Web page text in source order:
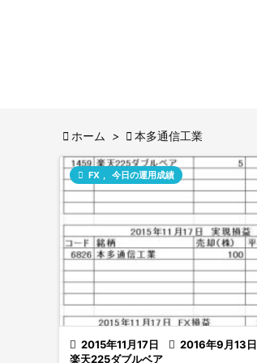
 ホーム >  本多通信工業
 2015年11月17日  2016年9月13日
 FX , 今日の運用成績
楽天225ダブルベア